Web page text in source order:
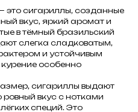
это сигариллы, созданные
вкус, яркий аромат и
в тёмный бразильский
слегка сладковатым,
и устойчивым
особенно
сигариллы выдают
вкус с нотками
специй. Это